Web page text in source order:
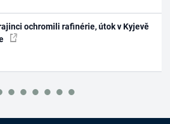
ochromili rafinérie, útok v Kyjevě